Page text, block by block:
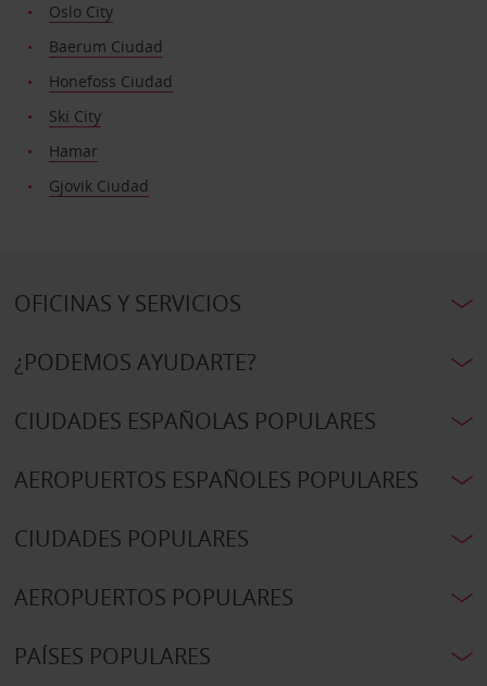
Oslo City
Baerum Ciudad
Honefoss Ciudad
Ski City
Hamar
Gjovik Ciudad
OFICINAS Y SERVICIOS
¿PODEMOS AYUDARTE?
CIUDADES ESPAÑOLAS POPULARES
AEROPUERTOS ESPAÑOLES POPULARES
CIUDADES POPULARES
AEROPUERTOS POPULARES
PAÍSES POPULARES